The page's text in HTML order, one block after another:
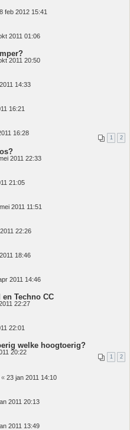
feb 2012 15:41
2011 01:06
2011 20:50
14:33
16:21
16:28
1 2
2011 22:33
21:05
2011 11:51
22:26
18:46
2011 14:46
Techno CC
22:27
22:01
welke hoogtoerig?
20:22
1 2
« 23 jan 2011 14:10
2011 20:13
2011 13:49